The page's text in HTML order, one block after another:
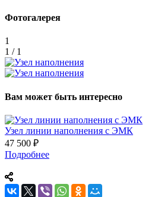
Фотогалерея
1
1 / 1
Вам может быть интересно
Узел линии наполнения с ЭМК
47 500 ₽
Подробнее